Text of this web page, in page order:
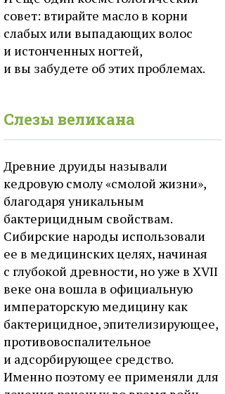
совет: втирайте масло в корни
слабых или выпадающих волос
и истонченных ногтей,
и вы забудете об этих проблемах.
Слезы великана
Древние друиды называли
кедровую смолу «смолой жизни»,
благодаря уникальным
бактерицидным свойствам.
Сибирские народы использовали
ее в медицинских целях, начиная
с глубокой древности, но уже в XVII
веке она вошла в официальную
императорскую медицину как
бактерицидное, эпителизирующее,
противовоспалительное
и адсорбирующее средство.
Именно поэтому ее применяли для